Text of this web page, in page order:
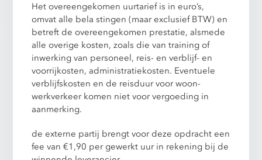
Het overeengekomen uurtarief is in euro’s,
omvat alle bela stingen (maar exclusief BTW) en
betreft de overeengekomen prestatie, alsmede
alle overige kosten, zoals die van training of
inwerking van personeel, reis- en verblijf- en
voorrijkosten, administratiekosten. Eventuele
verblijfskosten en de reisduur voor woon-
werkverkeer komen niet voor vergoeding in
aanmerking.
de externe partij brengt voor deze opdracht een
fee van €1,90 per gewerkt uur in rekening bij de